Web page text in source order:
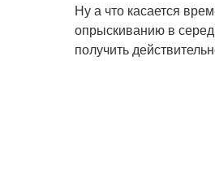
Ну а что касается
опрыскиванию в
получить